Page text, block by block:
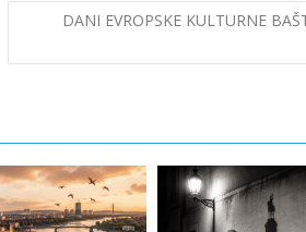
DANI EVROPSKE KULTURNE